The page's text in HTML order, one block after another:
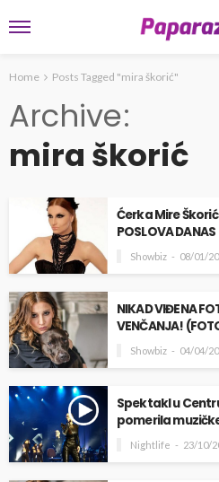
Home Posts Tagged "mira škorić"
Archive
mira škorić
Ćerka Mire
POSLOVA DANAS
Showbiz 08/01/
NIKAD VIĐENA
VENČANJA!
Showbiz 04/04/
Spektakl u
pomerila
Nightlife 23/10/